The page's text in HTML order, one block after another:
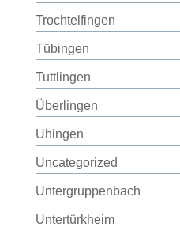
Trochtelfingen
Tübingen
Tuttlingen
Überlingen
Uhingen
Uncategorized
Untergruppenbach
Untertürkheim